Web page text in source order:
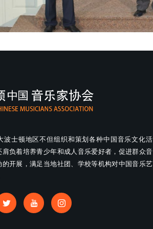
波士顿地区不但组织和策划各种中国音乐文化活
肩负着培养青少年和成人音乐爱好者，促进群众音
的开展，满足当地社团、学校等机构对中国音乐艺